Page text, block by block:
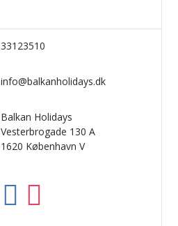
33123510
info@balkanholidays.dk
Balkan Holidays
Vesterbrogade 130 A
1620 København V